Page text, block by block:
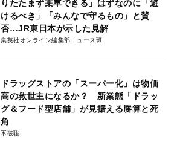
りたたまず乗車できる」はずなのに「避
けるべき」「みんなで守るもの」と賛
否…JR東日本が示した見解
集英社オンライン編集部ニュース班
ドラッグストアの「スーパー化」は物価
高の救世主になるか？ 新業態「ドラッ
グ＆フード型店舗」が見据える勝算と死
角
不破聡